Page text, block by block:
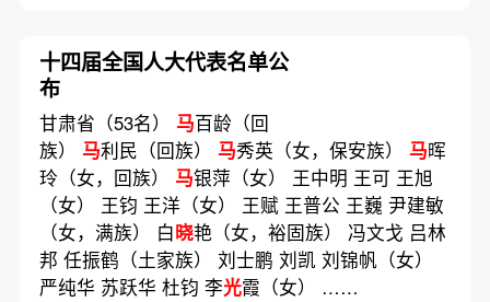
十四届全国人大代表名单公
布
甘肃省（53名） 马百龄（回
族） 马利民（回族） 马秀英（女，保安族） 马晖
玲（女，回族） 马银萍（女） 王中明 王可 王旭
（女） 王钧 王洋（女） 王赋 王普公 王巍 尹建敏
（女，满族） 白晓艳（女，裕固族） 冯文戈 吕林
邦 任振鹤（土家族） 刘士鹏 刘凯 刘锦帆（女）
严纯华 苏跃华 杜钧 李光霞（女） ……